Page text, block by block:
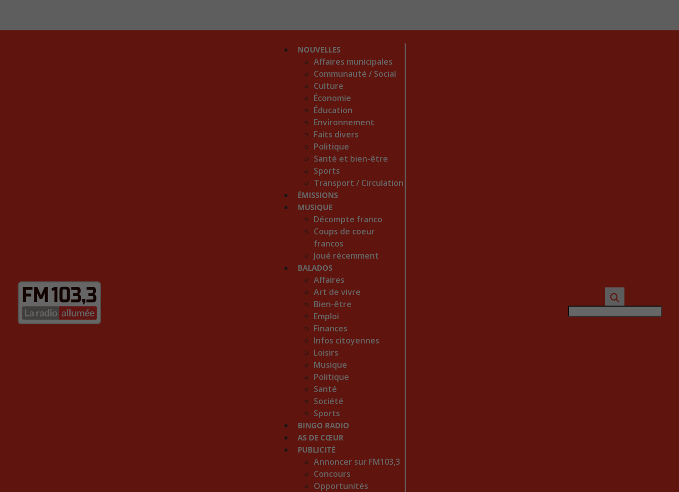
NOUVELLES
Affaires municipales
Communauté / Social
Culture
Économie
Éducation
Environnement
Faits divers
Politique
Santé et bien-être
Sports
Transport / Circulation
ÉMISSIONS
MUSIQUE
Décompte franco
Coups de coeur
francos
Joué récemment
BALADOS
Affaires
Art de vivre
Bien-être
Emploi
Finances
Infos citoyennes
Loisirs
Musique
Politique
Santé
Société
Sports
BINGO RADIO
AS DE CŒUR
PUBLICITÉ
Annoncer sur FM103,3
Concours
Opportunités